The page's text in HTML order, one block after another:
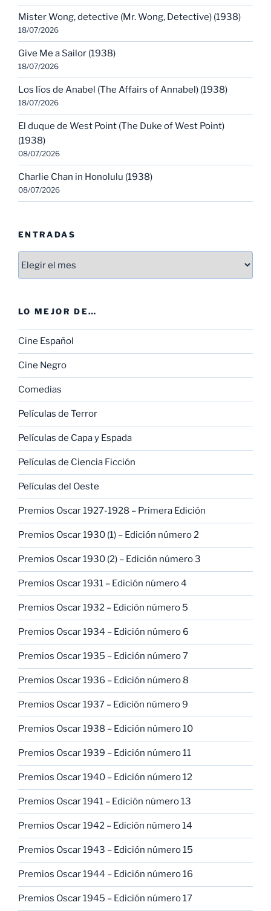
Mister Wong, detective (Mr. Wong, Detective) (1938)
18/07/2026
Give Me a Sailor (1938)
18/07/2026
Los líos de Anabel (The Affairs of Annabel) (1938)
18/07/2026
El duque de West Point (The Duke of West Point)
(1938)
08/07/2026
Charlie Chan in Honolulu (1938)
08/07/2026
ENTRADAS
LO MEJOR DE…
Cine Español
Cine Negro
Comedias
Películas de Terror
Películas de Capa y Espada
Películas de Ciencia Ficción
Películas del Oeste
Premios Oscar 1927-1928 – Primera Edición
Premios Oscar 1930 (1) – Edición número 2
Premios Oscar 1930 (2) – Edición número 3
Premios Oscar 1931 – Edición número 4
Premios Oscar 1932 – Edición número 5
Premios Oscar 1934 – Edición número 6
Premios Oscar 1935 – Edición número 7
Premios Oscar 1936 – Edición número 8
Premios Oscar 1937 – Edición número 9
Premios Oscar 1938 – Edición número 10
Premios Oscar 1939 – Edición número 11
Premios Oscar 1940 – Edición número 12
Premios Oscar 1941 – Edición número 13
Premios Oscar 1942 – Edición número 14
Premios Oscar 1943 – Edición número 15
Premios Oscar 1944 – Edición número 16
Premios Oscar 1945 – Edición número 17